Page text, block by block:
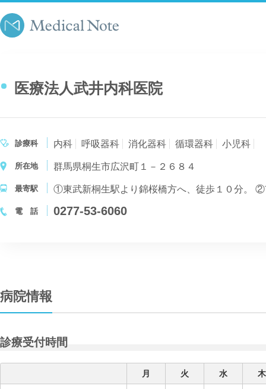
医療法人武井内科医院
診療科 内科 呼吸器科 消化器科 循環器科 小児科
所在地 群馬県桐生市広沢町１－２６８４
最寄駅 ①東武新桐生駅より錦桜橋方へ、徒歩１０分。
電 話 0277-53-6060
病院情報
診療受付時間
月 火 水 木